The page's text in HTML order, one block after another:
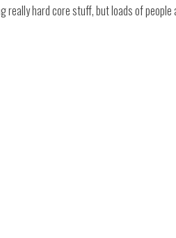
really hard core stuff, but loads of